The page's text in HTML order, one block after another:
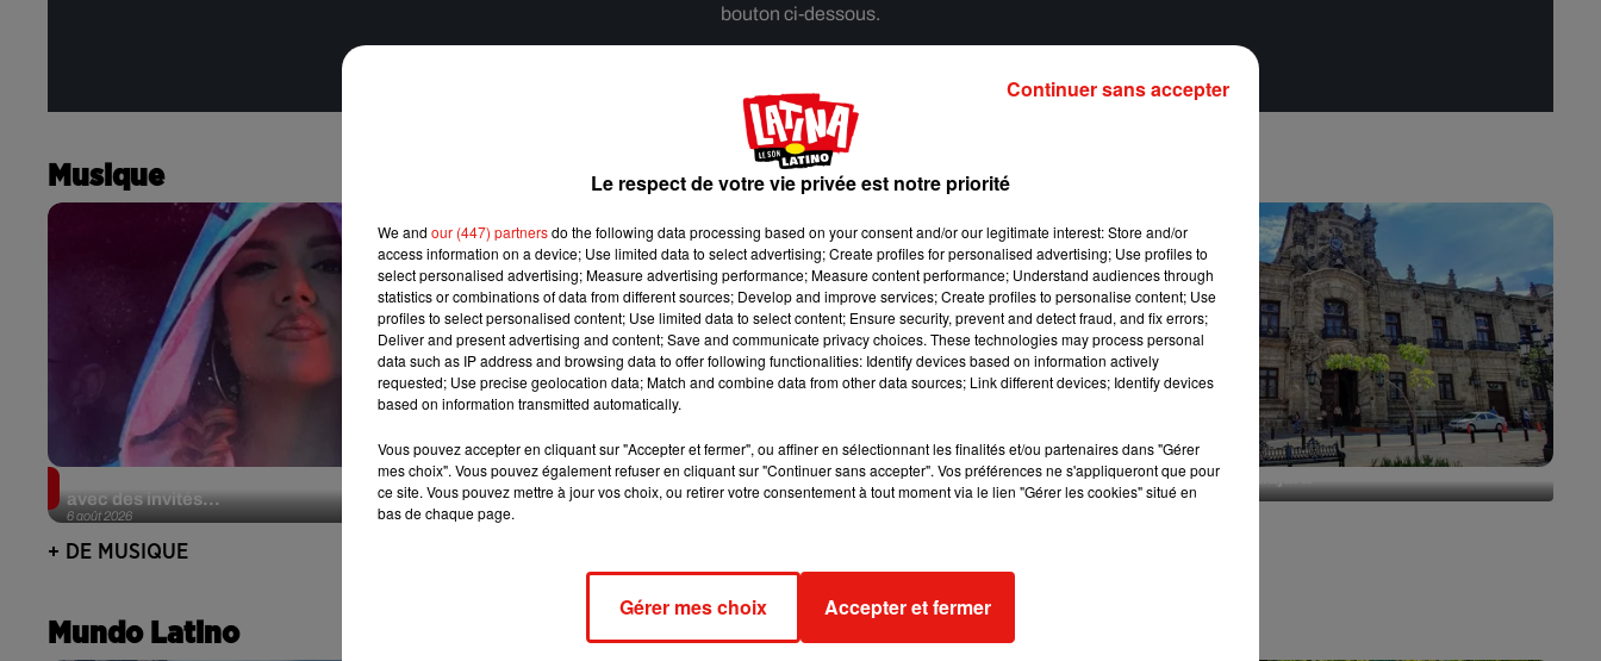
bouton ci-dessous.
Musique
6 août 2026
Karol G dévoile la tracklist de son nouvel album…
avec des invités...
Benny Blanco invite Selena Gomez et Becky G sur
son nouveau single
31 juillet 2026
Escapade à Guadalajara
+ DE MUSIQUE
Mundo Latino
Le respect de votre vie privée est notre priorité
We and our (447) partnersdo the following data processing based on your consent and/or our legitimate interest: Store and/or
access information on a device; Use limited data to select advertising; Create profiles for personalised advertising; Use profiles to
select personalised advertising; Measure advertising performance; Measure content performance; Understand audiences through
statistics or combinations of data from different sources; Develop and improve services; Create profiles to personalise content; Use
profiles to select personalised content; Use limited data to select content; Ensure security, prevent and detect fraud, and fix errors;
Deliver and present advertising and content; Save and communicate privacy choices. These technologies may process personal
data such as IP address and browsing data to offer following functionalities: Identify devices based on information actively
requested; Use precise geolocation data; Match and combine data from other data sources; Link different devices; Identify devices
based on information transmitted automatically.
Vous pouvez accepter en cliquant sur "Accepter et fermer", ou affiner en sélectionnant les finalités et/ou partenaires dans "Gérer
mes choix". Vous pouvez également refuser en cliquant sur "Continuer sans accepter". Vos préférences ne s'appliqueront que pour
ce site. Vous pouvez mettre à jour vos choix, ou retirer votre consentement à tout moment via le lien "Gérer les cookies" situé en
bas de chaque page.
Gérer mes choix Accepter et fermer
Continuer sans accepter